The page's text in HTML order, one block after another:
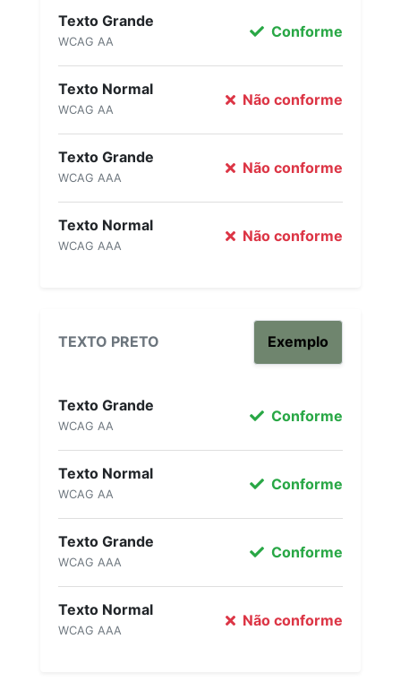
Texto Grande
WCAG AA
Conforme
Texto Normal
WCAG AA
Não conforme
Texto Grande
WCAG AAA
Não conforme
Texto Normal
WCAG AAA
Não conforme
TEXTO PRETO Exemplo
Texto Grande
WCAG AA
Conforme
Texto Normal
WCAG AA
Conforme
Texto Grande
WCAG AAA
Conforme
Texto Normal
WCAG AAA
Não conforme